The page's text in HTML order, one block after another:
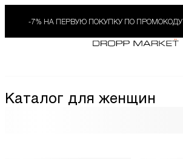
-7% НА ПЕРВУЮ ПОКУПКУ ПО ПРОМОКОДУ
Каталог для женщин